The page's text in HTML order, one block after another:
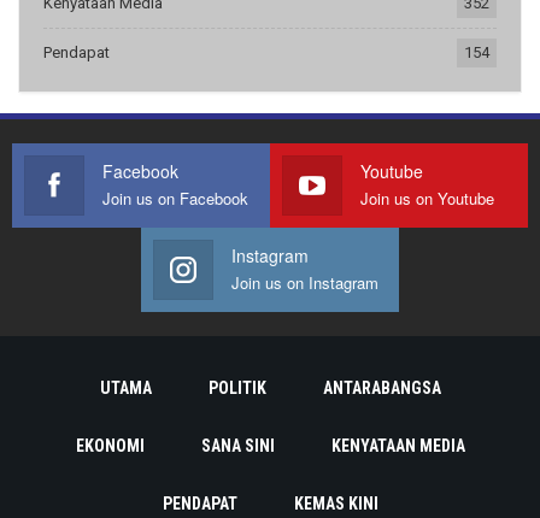
Pendapat 154
Facebook
Join us on Facebook
Youtube
Join us on Youtube
Instagram
Join us on Instagram
UTAMA POLITIK ANTARABANGSA
EKONOMI SANA SINI KENYATAAN MEDIA
PENDAPAT KEMAS KINI